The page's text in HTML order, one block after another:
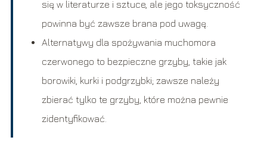
się w literaturze i sztuce, ale jego toksyczność
powinna być zawsze brana pod uwagę.
Alternatywy dla spożywania muchomora
czerwonego to bezpieczne grzyby, takie jak
borowiki, kurki i podgrzybki; zawsze należy
zbierać tylko te grzyby, które można pewnie
zidentyfikować.